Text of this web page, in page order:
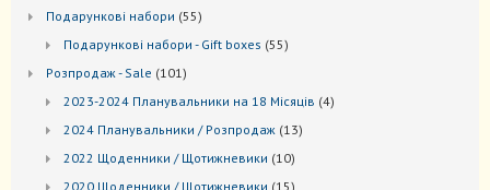
Подарункові набори 5555
Подарункові набори - Gift boxes 5555
Розпродаж - Sale 101 101
2023-2024 Планувальники на 18 Місяців 44
2024 Планувальники / Розпродаж 1313
2022 Щоденники / Щотижневики 1010
2020 Щоденники / Щотижневики 1515